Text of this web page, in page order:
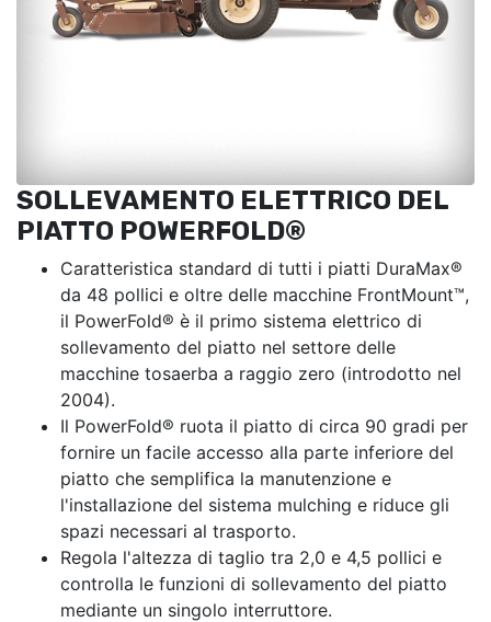
SOLLEVAMENTO ELETTRICO DEL
PIATTO POWERFOLD®
Caratteristica standard di tutti i piatti DuraMax®
da 48 pollici e oltre delle macchine FrontMount™,
il PowerFold® è il primo sistema elettrico di
sollevamento del piatto nel settore delle
macchine tosaerba a raggio zero (introdotto nel
2004).
Il PowerFold® ruota il piatto di circa 90 gradi per
fornire un facile accesso alla parte inferiore del
piatto che semplifica la manutenzione e
l'installazione del sistema mulching e riduce gli
spazi necessari al trasporto.
Regola l'altezza di taglio tra 2,0 e 4,5 pollici e
controlla le funzioni di sollevamento del piatto
mediante un singolo interruttore.